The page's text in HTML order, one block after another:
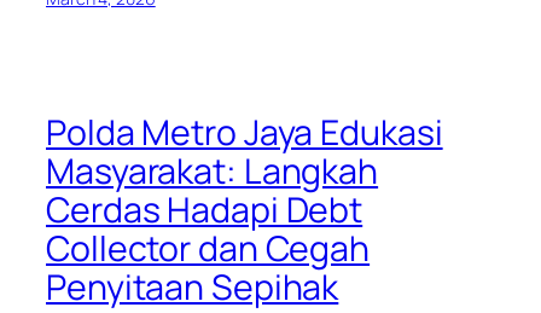
Polda Metro Jaya Edukasi
Masyarakat: Langkah
Cerdas Hadapi Debt
Collector dan Cegah
Penyitaan Sepihak